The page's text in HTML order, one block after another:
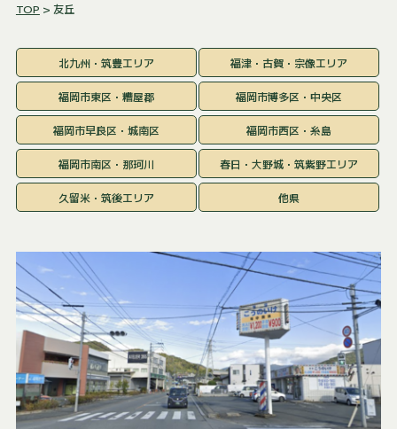
TOP > 友丘
北九州・筑豊エリア 福津・古賀・宗像エリア
福岡市東区・糟屋郡 福岡市博多区・中央区
福岡市早良区・城南区 福岡市西区・糸島
福岡市南区・那珂川 春日・大野城・筑紫野エリア
久留米・筑後エリア 他県